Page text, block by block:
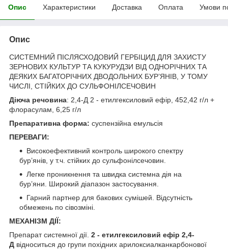
Опис Характеристики Доставка Оплата Умови
Опис
СИСТЕМНИЙ ПІСЛЯСХОДОВИЙ ГЕРБІЦИД ДЛЯ ЗАХИСТУ
ЗЕРНОВИХ КУЛЬТУР ТА КУКУРУДЗИ ВІД ОДНОРІЧНИХ ТА
ДЕЯКИХ БАГАТОРІЧНИХ ДВОДОЛЬНИХ БУР’ЯНІВ, У ТОМУ
ЧИСЛІ, СТІЙКИХ ДО СУЛЬФОНІЛСЕЧОВИН
Діюча речовина: 2,4-Д 2 - етилгексиловий ефір, 452,42 г/л +
флорасулам, 6,25 г/л
Препаративна форма: суспензійна емульсія
ПЕРЕВАГИ:
Високоефективний контроль широкого спектру
бур’янів, у т.ч. стійких до сульфонілсечовин.
Легке проникнення та швидка системна дія на
бур’яни. Широкий діапазон застосування.
Гарний партнер для бакових сумішей. Відсутність
обмежень по сівозміні.
МЕХАНІЗМ ДІЇ:
Препарат системної дії. 2 - етилгексиловий ефір 2,4-
Д відноситься до групи похідних арилоксиалканкарбонової